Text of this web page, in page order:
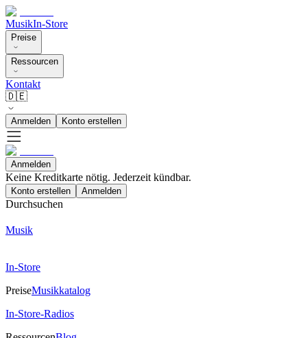
MusikIn-Store
Preise
Ressourcen
Kontakt
🇩🇪
Anmelden Konto erstellen
Anmelden
Keine Kreditkarte nötig. Jederzeit kündbar.
Konto erstellen Anmelden
Durchsuchen
Musik
In-Store
PreiseMusikkatalog
In-Store-Radios